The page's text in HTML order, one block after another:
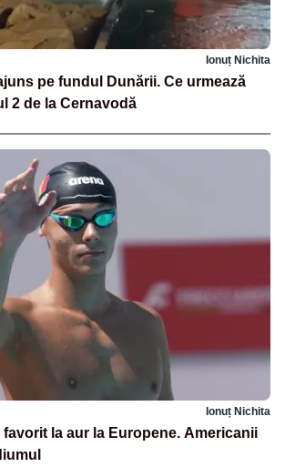
Ionuț Nichita
pe fundul Dunării. Ce urmează
2 de la Cernavodă
Ionuț Nichita
la aur la Europene. Americanii